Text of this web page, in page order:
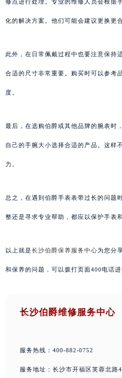
修点进行处理。专业的维修人员会根据
化的解决方案。他们可能会建议更换更
此外，在日常佩戴过程中也要注意保持
合适的尺寸非常重要。购买时可以参考
度。
最后，在选购伯爵或其他品牌的腕表时
自己的手腕大小选择合适的产品。这样
力。
总之，在遇到伯爵手表表带过长的问题
整还是寻求专业帮助，都应以保护手表
以上就是长沙伯爵保养服务中心为您分
和保养的问题，可以拨打页面400电话
长沙伯爵维修服务中心
服务热线：400-882-0752
服务地址：长沙市开福区芙蓉北路